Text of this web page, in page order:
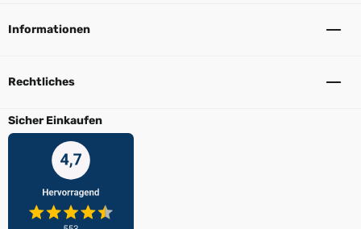
Informationen
Rechtliches
Sicher Einkaufen